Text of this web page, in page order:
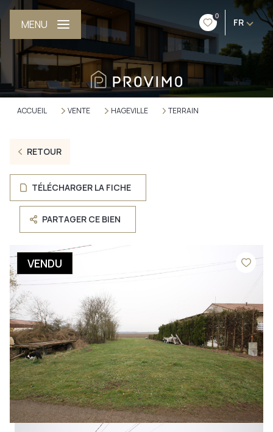
0
FR
MENU
ACCUEIL VENTE HAGEVILLE TERRAIN
RETOUR
TÉLÉCHARGER LA FICHE
PARTAGER CE BIEN
VENDU